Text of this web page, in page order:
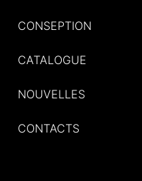
CONSEPTION
CATALOGUE
NOUVELLES
CONTACTS